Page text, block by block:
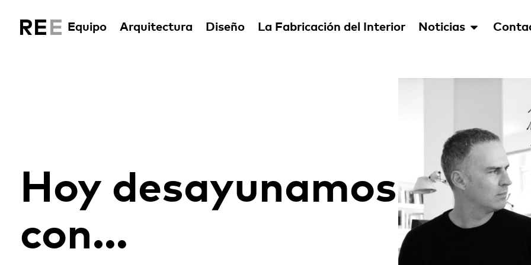
Equipo Arquitectura Diseño La Fabricación del Interior Noticias
Hoy desayunamos
con…